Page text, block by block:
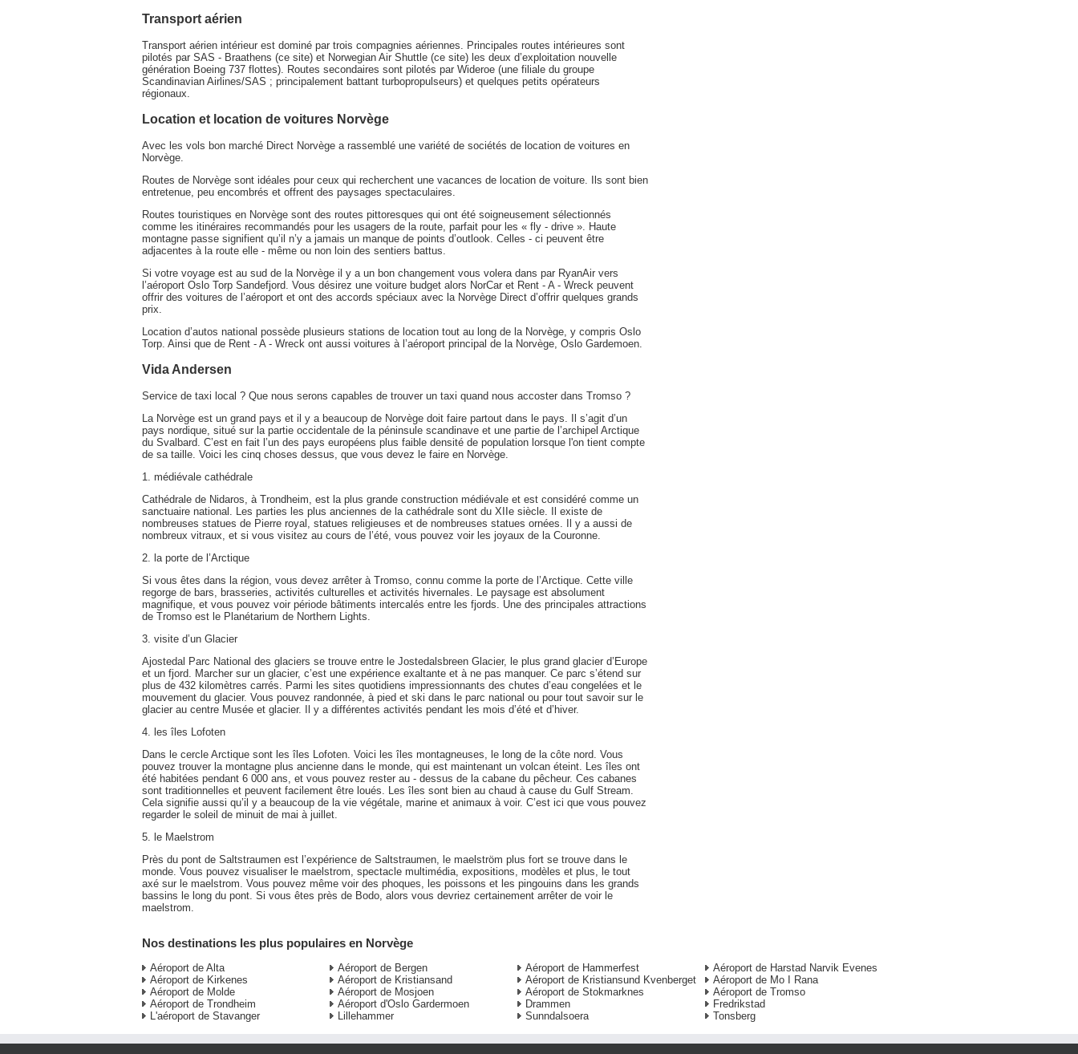
Transport aérien
Transport aérien intérieur est dominé par trois compagnies aériennes. Principales routes intérieures sont
pilotés par SAS - Braathens (ce site) et Norwegian Air Shuttle (ce site) les deux d’exploitation nouvelle
génération Boeing 737 flottes). Routes secondaires sont pilotés par Wideroe (une filiale du groupe
Scandinavian Airlines/SAS ; principalement battant turbopropulseurs) et quelques petits opérateurs
régionaux.
Location et location de voitures Norvège
Avec les vols bon marché Direct Norvège a rassemblé une variété de sociétés de location de voitures en
Norvège.
Routes de Norvège sont idéales pour ceux qui recherchent une vacances de location de voiture. Ils sont bien
entretenue, peu encombrés et offrent des paysages spectaculaires.
Routes touristiques en Norvège sont des routes pittoresques qui ont été soigneusement sélectionnés
comme les itinéraires recommandés pour les usagers de la route, parfait pour les « fly - drive ». Haute
montagne passe signifient qu’il n’y a jamais un manque de points d’outlook. Celles - ci peuvent être
adjacentes à la route elle - même ou non loin des sentiers battus.
Si votre voyage est au sud de la Norvège il y a un bon changement vous volera dans par RyanAir vers
l’aéroport Oslo Torp Sandefjord. Vous désirez une voiture budget alors NorCar et Rent - A - Wreck peuvent
offrir des voitures de l’aéroport et ont des accords spéciaux avec la Norvège Direct d’offrir quelques grands
prix.
Location d’autos national possède plusieurs stations de location tout au long de la Norvège, y compris Oslo
Torp. Ainsi que de Rent - A - Wreck ont aussi voitures à l’aéroport principal de la Norvège, Oslo Gardemoen.
Vida Andersen
Service de taxi local ? Que nous serons capables de trouver un taxi quand nous accoster dans Tromso ?
La Norvège est un grand pays et il y a beaucoup de Norvège doit faire partout dans le pays. Il s’agit d’un
pays nordique, situé sur la partie occidentale de la péninsule scandinave et une partie de l’archipel Arctique
du Svalbard. C’est en fait l’un des pays européens plus faible densité de population lorsque l'on tient compte
de sa taille. Voici les cinq choses dessus, que vous devez le faire en Norvège.
1. médiévale cathédrale
Cathédrale de Nidaros, à Trondheim, est la plus grande construction médiévale et est considéré comme un
sanctuaire national. Les parties les plus anciennes de la cathédrale sont du XIIe siècle. Il existe de
nombreuses statues de Pierre royal, statues religieuses et de nombreuses statues ornées. Il y a aussi de
nombreux vitraux, et si vous visitez au cours de l’été, vous pouvez voir les joyaux de la Couronne.
2. la porte de l’Arctique
Si vous êtes dans la région, vous devez arrêter à Tromso, connu comme la porte de l’Arctique. Cette ville
regorge de bars, brasseries, activités culturelles et activités hivernales. Le paysage est absolument
magnifique, et vous pouvez voir période bâtiments intercalés entre les fjords. Une des principales attractions
de Tromso est le Planétarium de Northern Lights.
3. visite d’un Glacier
Ajostedal Parc National des glaciers se trouve entre le Jostedalsbreen Glacier, le plus grand glacier d’Europe
et un fjord. Marcher sur un glacier, c’est une expérience exaltante et à ne pas manquer. Ce parc s’étend sur
plus de 432 kilomètres carrés. Parmi les sites quotidiens impressionnants des chutes d’eau congelées et le
mouvement du glacier. Vous pouvez randonnée, à pied et ski dans le parc national ou pour tout savoir sur le
glacier au centre Musée et glacier. Il y a différentes activités pendant les mois d’été et d’hiver.
4. les îles Lofoten
Dans le cercle Arctique sont les îles Lofoten. Voici les îles montagneuses, le long de la côte nord. Vous
pouvez trouver la montagne plus ancienne dans le monde, qui est maintenant un volcan éteint. Les îles ont
été habitées pendant 6 000 ans, et vous pouvez rester au - dessus de la cabane du pêcheur. Ces cabanes
sont traditionnelles et peuvent facilement être loués. Les îles sont bien au chaud à cause du Gulf Stream.
Cela signifie aussi qu’il y a beaucoup de la vie végétale, marine et animaux à voir. C’est ici que vous pouvez
regarder le soleil de minuit de mai à juillet.
5. le Maelstrom
Près du pont de Saltstraumen est l’expérience de Saltstraumen, le maelström plus fort se trouve dans le
monde. Vous pouvez visualiser le maelstrom, spectacle multimédia, expositions, modèles et plus, le tout
axé sur le maelstrom. Vous pouvez même voir des phoques, les poissons et les pingouins dans les grands
bassins le long du pont. Si vous êtes près de Bodo, alors vous devriez certainement arrêter de voir le
maelstrom.
Nos destinations les plus populaires en Norvège
Aéroport de Alta Aéroport de Bergen Aéroport de Hammerfest
Aéroport de Harstad Narvik Evenes
Aéroport de Kirkenes
Aéroport de Kristiansand Aéroport de Kristiansund Kvenberget
Aéroport de Mo I Rana
Aéroport de Molde
Aéroport de Mosjoen Aéroport de Stokmarknes
Aéroport de Tromso
Aéroport de Trondheim
Aéroport d'Oslo Gardermoen Drammen
Fredrikstad
L'aéroport de Stavanger
Lillehammer Sunndalsoera Tonsberg